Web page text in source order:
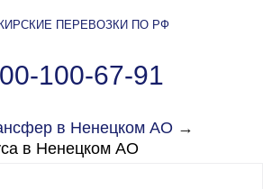
ПЕРЕВОЗКИ ПО РФ
100-67-91
в Ненецком АО →
в Ненецком АО